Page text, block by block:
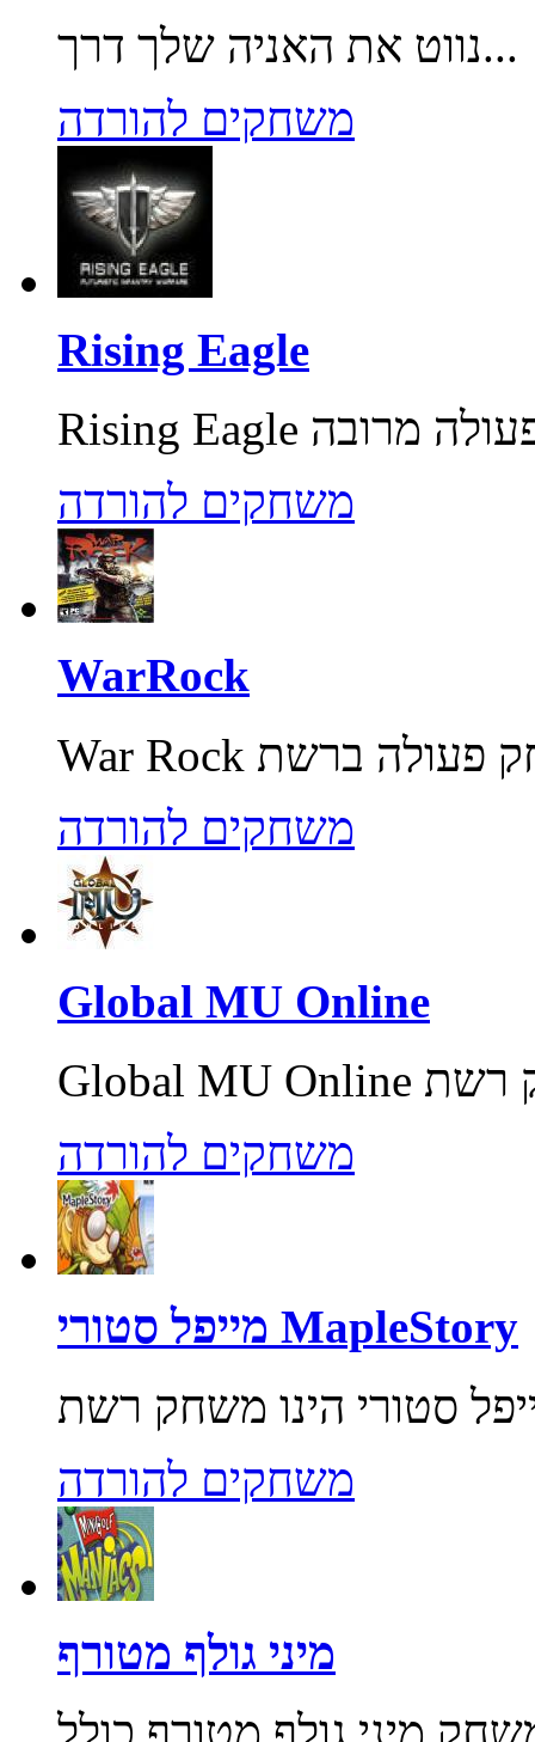
נווט את האניה שלך דרך...
משחקים להורדה
Rising Eagle
משחקים להורדה
WarRock
משחקים להורדה
Global MU Online
משחקים להורדה
מייפל סטורי MapleStory
משחקים להורדה
מיני גולף מטורף